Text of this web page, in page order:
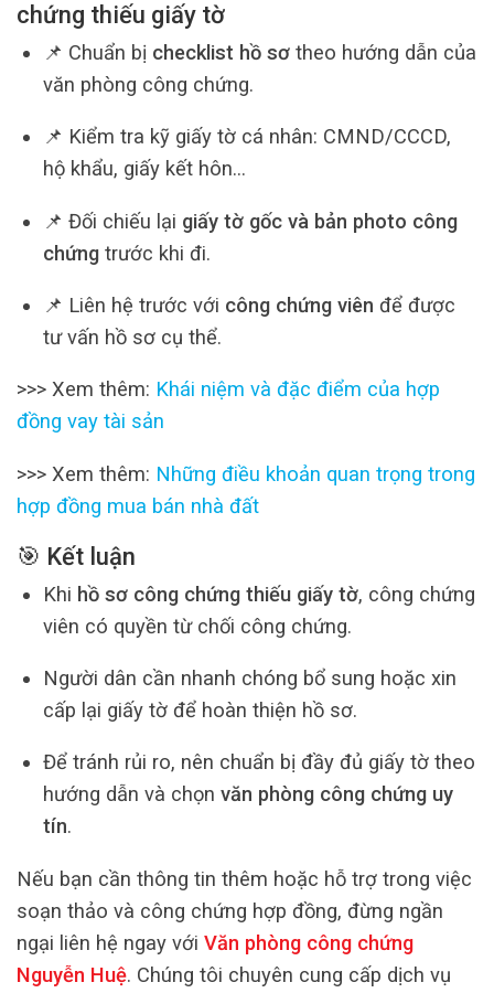
chứng thiếu giấy tờ
📌 Chuẩn bị checklist hồ sơtheo hướng dẫn của
văn phòng công chứng.
📌 Kiểm tra kỹ giấy tờ cá nhân: CMND/CCCD,
hộ khẩu, giấy kết hôn…
📌 Đối chiếu lại giấy tờ gốc và bản photo công
chứngtrước khi đi.
📌 Liên hệ trước với công chứng viên để được
tư vấn hồ sơ cụ thể.
>>> Xem thêm: Khái niệm và đặc điểm của hợp
đồng vay tài sản
>>> Xem thêm: Những điều khoản quan trọng trong
hợp đồng mua bán nhà đất
🎯 Kết luận
Khi hồ sơ công chứng thiếu giấy tờ, công chứng
viên có quyền từ chối công chứng.
Người dân cần nhanh chóng bổ sung hoặc xin
cấp lại giấy tờ để hoàn thiện hồ sơ.
Để tránh rủi ro, nên chuẩn bị đầy đủ giấy tờ theo
hướng dẫn và chọn văn phòng công chứng uy
tín.
Nếu bạn cần thông tin thêm hoặc hỗ trợ trong việc
soạn thảo và công chứng hợp đồng, đừng ngần
ngại liên hệ ngay với Văn phòng công chứng
Nguyễn Huệ. Chúng tôi chuyên cung cấp dịch vụ